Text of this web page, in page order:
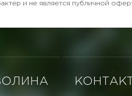
и не является публичной